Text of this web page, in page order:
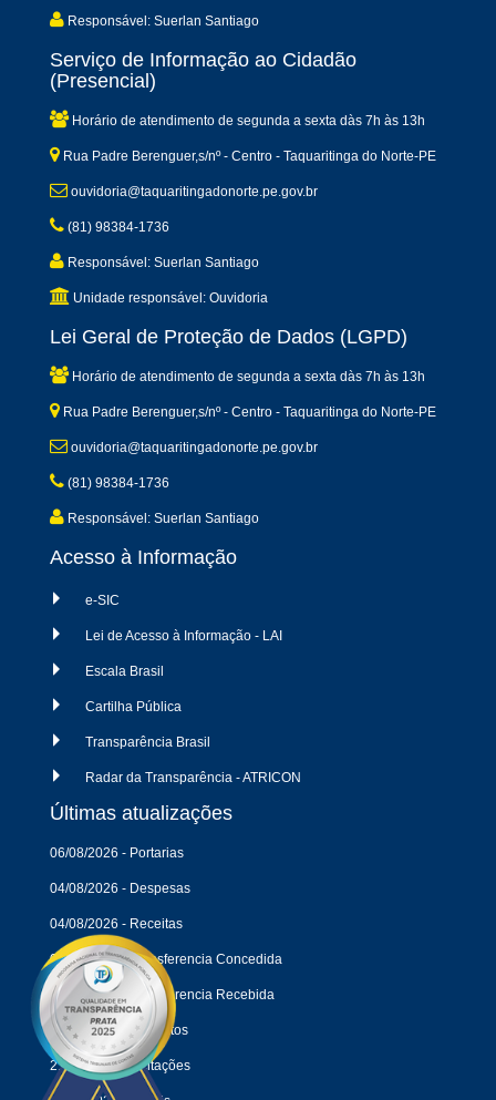
Responsável: Suerlan Santiago
Serviço de Informação ao Cidadão
(Presencial)
Horário de atendimento de segunda a sexta dàs 7h às 13h
Rua Padre Berenguer,s/nº - Centro - Taquaritinga do Norte-PE
ouvidoria@taquaritingadonorte.pe.gov.br
(81) 98384-1736
Responsável: Suerlan Santiago
Unidade responsável: Ouvidoria
Lei Geral de Proteção de Dados (LGPD)
Horário de atendimento de segunda a sexta dàs 7h às 13h
Rua Padre Berenguer,s/nº - Centro - Taquaritinga do Norte-PE
ouvidoria@taquaritingadonorte.pe.gov.br
(81) 98384-1736
Responsável: Suerlan Santiago
Acesso à Informação
e-SIC
Lei de Acesso à Informação - LAI
Escala Brasil
Cartilha Pública
Transparência Brasil
Radar da Transparência - ATRICON
Últimas atualizações
06/08/2026 - Portarias
04/08/2026 - Despesas
04/08/2026 - Receitas
04/08/2026 - Transferencia Concedida
04/08/2026 - Transferencia Recebida
27/07/2026 - Contratos
21/07/2026 - Licitações